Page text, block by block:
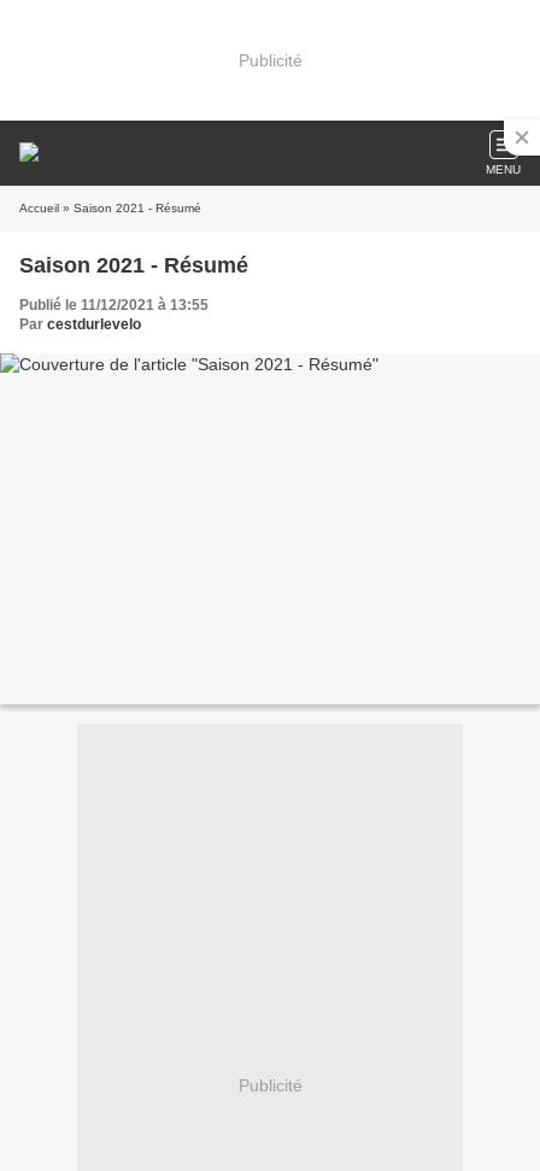
Publicité
MENU
Accueil » Saison 2021 - Résumé
Saison 2021 - Résumé
Publié le 11/12/2021 à 13:55
Par cestdurlevelo
Publicité